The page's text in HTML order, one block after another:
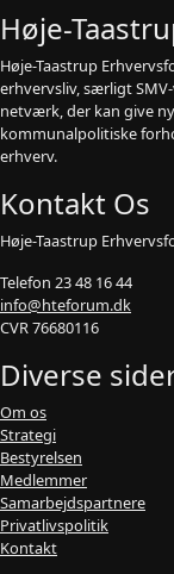
Høje-
Høje-Taastrup
erhvervsliv, særligt
netværk, der kan give
kommunalpolitiske
erhverv.
Kontakt Os
Høje-Taastrup
Telefon 23 48 16 44
info@hteforum.dk
CVR 76680116
Diverse
Om os
Strategi
Bestyrelsen
Medlemmer
Samarbejdspartnere
Privatlivspolitik
Kontakt